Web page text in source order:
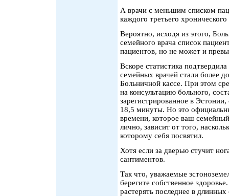
А врачи с меньшим списком
каждого третьего
Вероятно, исходя из этого,
семейного врача список
пациентов, но не может и
Вскоре статистика
семейных врачей стали более
Больничной кассе. При этом
на консультацию больного,
зарегистрированное в
18,5 минуты. Но это
времени, которое ваш
лично, зависит от того,
которому себя посвятил.
Хотя если за дверью стучит
сантиментов.
Так что, уважаемые
берегите собственное
растерять последнее в